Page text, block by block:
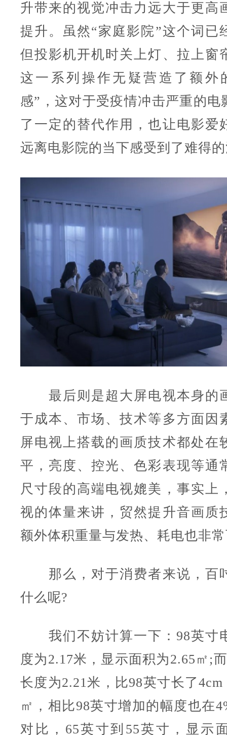
升带来的视觉冲击力远大于更高
提升。虽然“家庭影院”这个词已
但投影机开机时关上灯、拉上窗
这一系列操作无疑营造了额外
感”，这对于受疫情冲击严重的电
了一定的替代作用，也让电影爱
远离电影院的当下感受到了难得
最后则是超大屏电视本身的
于成本、市场、技术等多方面因
屏电视上搭载的画质技术都处在
平，亮度、控光、色彩表现等通
尺寸段的高端电视媲美，事实上
视的体量来讲，贸然提升音画质
额外体积重量与发热、耗电也非
那么，对于消费者来说，百
什么呢?
我们不妨计算一下：98英寸
度为2.17米，显示面积为2.65㎡;
长度为2.21米，比98英寸长了
㎡，相比98英寸增加的幅度也在
对比，65英寸到55英寸，显示